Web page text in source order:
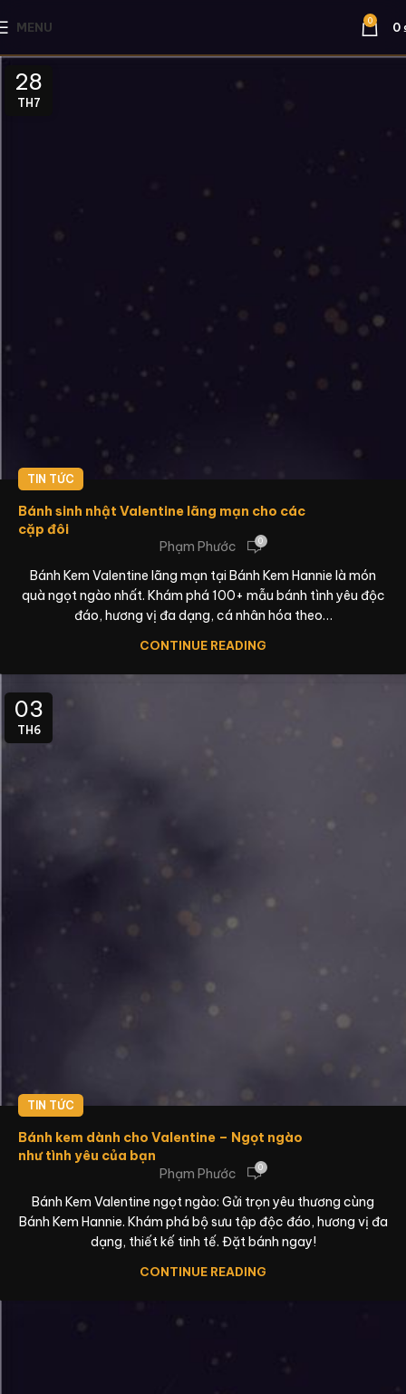
MENU 0 0
28
TH7
TIN TỨC
Bánh sinh nhật Valentine lãng mạn cho các
cặp đôi
Phạm Phước
0
Bánh Kem Valentine lãng mạn tại Bánh Kem Hannie là món
quà ngọt ngào nhất. Khám phá 100+ mẫu bánh tình yêu độc
đáo, hương vị đa dạng, cá nhân hóa theo…
CONTINUE READING
03
TH6
TIN TỨC
Bánh kem dành cho Valentine – Ngọt ngào
như tình yêu của bạn
Phạm Phước
0
Bánh Kem Valentine ngọt ngào: Gửi trọn yêu thương cùng
Bánh Kem Hannie. Khám phá bộ sưu tập độc đáo, hương vị đa
dạng, thiết kế tinh tế. Đặt bánh ngay!
CONTINUE READING